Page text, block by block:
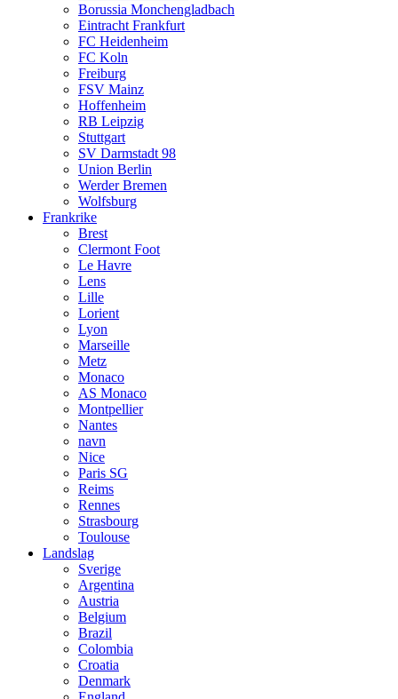
Borussia Monchengladbach
Eintracht Frankfurt
FC Heidenheim
FC Koln
Freiburg
FSV Mainz
Hoffenheim
RB Leipzig
Stuttgart
SV Darmstadt 98
Union Berlin
Werder Bremen
Wolfsburg
Frankrike
Brest
Clermont Foot
Le Havre
Lens
Lille
Lorient
Lyon
Marseille
Metz
Monaco
AS Monaco
Montpellier
Nantes
navn
Nice
Paris SG
Reims
Rennes
Strasbourg
Toulouse
Landslag
Sverige
Argentina
Austria
Belgium
Brazil
Colombia
Croatia
Denmark